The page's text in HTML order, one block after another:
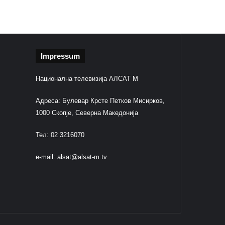
Impressum
Национална телевизија АЛСАТ М
Адреса: Булевар Крсте Петков Мисирков,
1000 Скопје, Северна Македонија
Тел: 02 3216070
e-mail: alsat@alsat-m.tv